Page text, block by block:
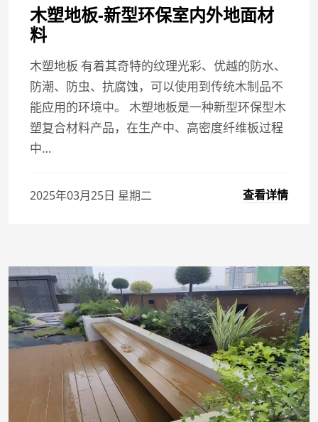
木塑地板-新型环保室内外地面材
料
木塑地板 有着其奇特的纹理光彩、优越的防水、
防潮、防虫、抗腐蚀，可以使用到传统木制品不
能应用的环境中。 木塑地板是一种新型环保型木
塑复合材料产品，在生产中、高密度纤维板过程
中…
2025年03月25日 星期二 查看详情